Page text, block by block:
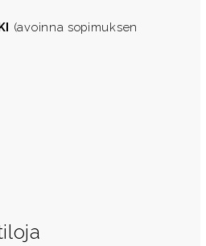
(avoinna sopimuksen